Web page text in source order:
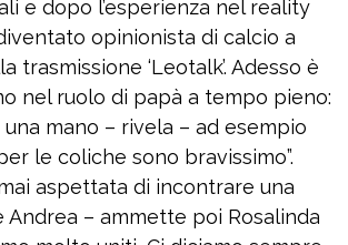
e dopo l’esperienza nel reality
opinionista di calcio a
trasmissione ‘Leotalk’. Adesso è
nel ruolo di papà a tempo pieno:
una mano – rivela – ad esempio
le coliche sono bravissimo”.
aspettata di incontrare una
Andrea – ammette poi Rosalinda